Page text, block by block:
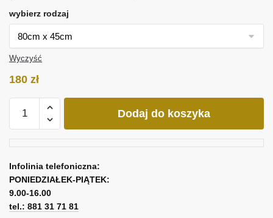
wybierz rodzaj
Wyczyść
180 zł
Obraz
kwiatach
Dodaj do koszyka
Infolinia telefoniczna:
PONIEDZIAŁEK-PIĄTEK:
9.00-16.00
tel.: 881 31 71 81